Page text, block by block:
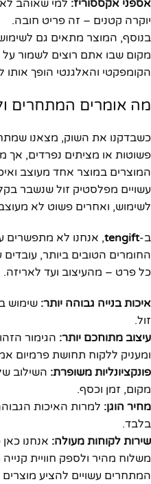
אספני אקססוריז: למי שאוהב
יוקרה קטנים – זה פריט חובה.
בנוסף, המוצר מתאים גם
מקום שבו אתם רוצים לשמור על
הקומפקטי והאלגנטי הופך אותו
מה אומרים המתחרים
כשבדקנו את השוק, מצאנו
פשוטות או מציתים נפרדים,
המוצרים במוצר אחד מעוצב
עשויים מפלסטיק זול שנשבר
לשימוש, ואחרים פשוט לא
ב-tengift, אנחנו לא מתפשרים
החומרים הטובים ביותר,
כל פרט – מהעיצוב ועד
איכות בנייה גבוהה יותר: שימוש
זול.
עיצוב מתוחכם יותר: הגימור
ומעניק ללקוח תחושת פרמיום
פונקציונליות משופרת: השילוב
מקום, זמן וכסף.
מחיר הוגן:
בלבד.
שירות לקוחות מעולה: אנחנו
משלוח מהיר ולספק חוויית
המתחרים עשויים להציע מוצרים